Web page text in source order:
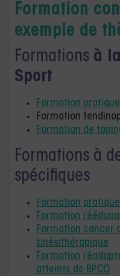
Formation
exemple de
Formations à
Sport
Formation
Formation
Formation de
Formations à
spécifiques
Formation
Formation
Formation cancer
kinésithérapique
Formation
atteints de BPCO